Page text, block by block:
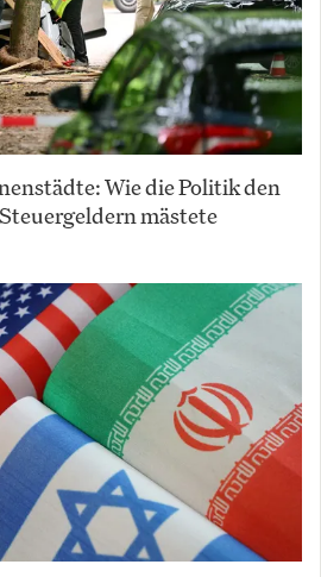
Wie die Politik den
mästete